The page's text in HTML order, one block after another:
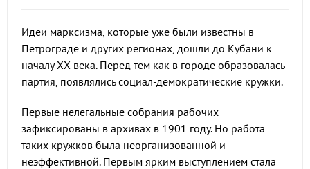
Идеи марксизма, которые уже были известны в
Петрограде и других регионах, дошли до Кубани к
началу ХХ века. Перед тем как в городе образовалась
партия, появлялись социал-демократические кружки.
Первые нелегальные собрания рабочих
зафиксированы в архивах в 1901 году. Но работа
таких кружков была неорганизованной и
неэффективной. Первым ярким выступлением стала